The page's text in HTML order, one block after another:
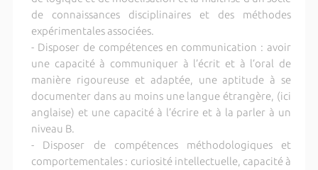
de connaissances disciplinaires et des méthodes
expérimentales associées.
- Disposer de compétences en communication : avoir
une capacité à communiquer à l’écrit et à l’oral de
manière rigoureuse et adaptée, une aptitude à se
documenter dans au moins une langue étrangère, (ici
anglaise) et une capacité à l’écrire et à la parler à un
niveau B.
- Disposer de compétences méthodologiques et
comportementales : curiosité intellectuelle, capacité à